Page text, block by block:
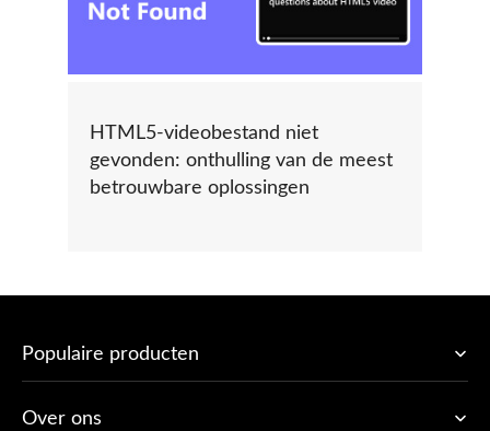
HTML5-videobestand niet
gevonden: onthulling van de meest
betrouwbare oplossingen
Populaire producten
Over ons